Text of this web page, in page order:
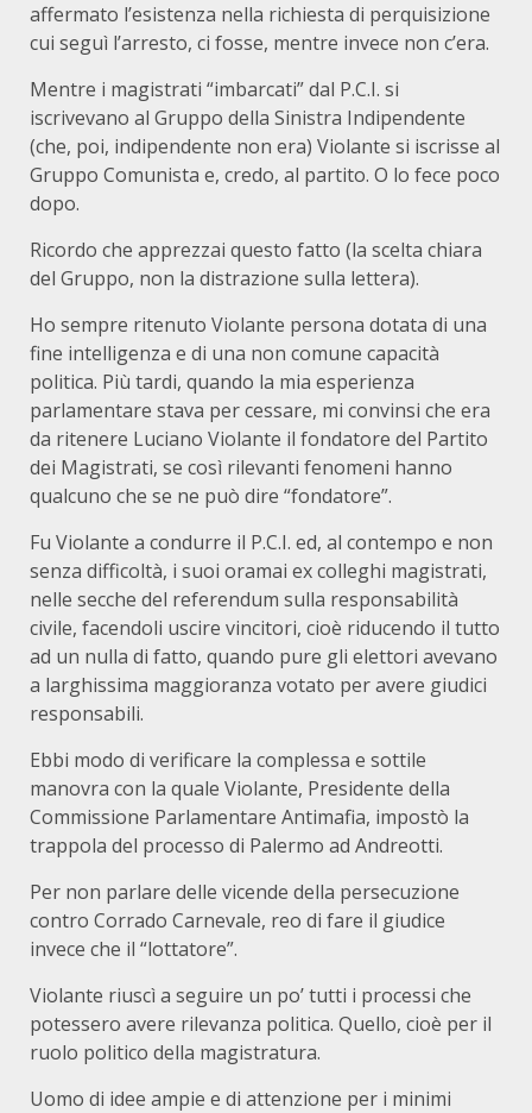
affermato l’esistenza nella richiesta di perquisizione
cui seguì l’arresto, ci fosse, mentre invece non c’era.
Mentre i magistrati “imbarcati” dal P.C.I. si
iscrivevano al Gruppo della Sinistra Indipendente
(che, poi, indipendente non era) Violante si iscrisse al
Gruppo Comunista e, credo, al partito. O lo fece poco
dopo.
Ricordo che apprezzai questo fatto (la scelta chiara
del Gruppo, non la distrazione sulla lettera).
Ho sempre ritenuto Violante persona dotata di una
fine intelligenza e di una non comune capacità
politica. Più tardi, quando la mia esperienza
parlamentare stava per cessare, mi convinsi che era
da ritenere Luciano Violante il fondatore del Partito
dei Magistrati, se così rilevanti fenomeni hanno
qualcuno che se ne può dire “fondatore”.
Fu Violante a condurre il P.C.I. ed, al contempo e non
senza difficoltà, i suoi oramai ex colleghi magistrati,
nelle secche del referendum sulla responsabilità
civile, facendoli uscire vincitori, cioè riducendo il tutto
ad un nulla di fatto, quando pure gli elettori avevano
a larghissima maggioranza votato per avere giudici
responsabili.
Ebbi modo di verificare la complessa e sottile
manovra con la quale Violante, Presidente della
Commissione Parlamentare Antimafia, impostò la
trappola del processo di Palermo ad Andreotti.
Per non parlare delle vicende della persecuzione
contro Corrado Carnevale, reo di fare il giudice
invece che il “lottatore”.
Violante riuscì a seguire un po’ tutti i processi che
potessero avere rilevanza politica. Quello, cioè per il
ruolo politico della magistratura.
Uomo di idee ampie e di attenzione per i minimi